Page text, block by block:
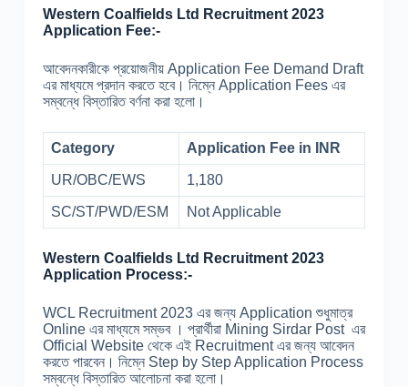
Western Coalfields Ltd Recruitment 2023
Application Fee:-
আবেদনকারীকে প্রয়োজনীয় Application Fee Demand Draft
এর মাধ্যমে প্রদান করতে হবে। নিম্নে Application Fees এর
সম্বন্ধে বিস্তারিত বর্ণনা করা হলো।
Category Application Fee in INR
UR/OBC/EWS 1,180
SC/ST/PWD/ESM Not Applicable
Western Coalfields Ltd Recruitment 2023
Application Process:-
WCL Recruitment 2023 এর জন্য Application শুধুমাত্র
Online এর মাধ্যমে সম্ভব । প্রার্থীরা Mining Sirdar Post এর
Official Website থেকে এই Recruitment এর জন্য আবেদন
করতে পারবেন। নিম্নে Step by Step Application Process
সম্বন্ধে বিস্তারিত আলোচনা করা হলো।